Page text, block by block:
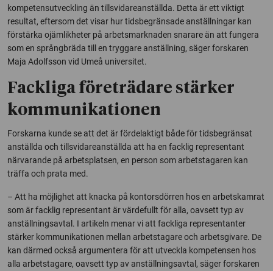
kompetensutveckling än tillsvidareanställda. Detta är ett viktigt
resultat, eftersom det visar hur tidsbegränsade anställningar kan
förstärka ojämlikheter på arbetsmarknaden snarare än att fungera
som en språngbräda till en tryggare anställning, säger forskaren
Maja Adolfsson vid Umeå universitet.
Fackliga företrädare stärker
kommunikationen
Forskarna kunde se att det är fördelaktigt både för tidsbegränsat
anställda och tillsvidareanställda att ha en facklig representant
närvarande på arbetsplatsen, en person som arbetstagaren kan
träffa och prata med.
– Att ha möjlighet att knacka på kontorsdörren hos en arbetskamrat
som är facklig representant är värdefullt för alla, oavsett typ av
anställningsavtal. I artikeln menar vi att fackliga representanter
stärker kommunikationen mellan arbetstagare och arbetsgivare. De
kan därmed också argumentera för att utveckla kompetensen hos
alla arbetstagare, oavsett typ av anställningsavtal, säger forskaren